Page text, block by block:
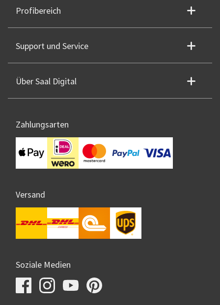
Profibereich
Support und Service
Über Saal Digital
Zahlungsarten
Versand
Soziale Medien